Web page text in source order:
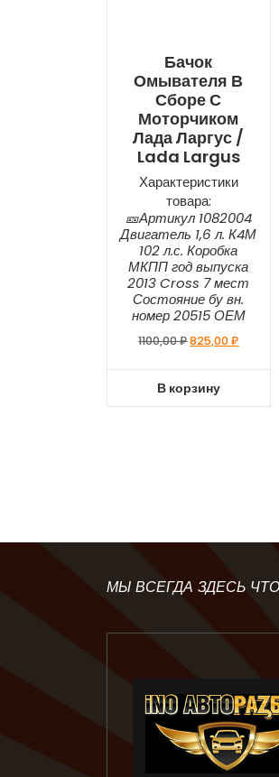
Бачок
Омывателя В
Сборе С
Моторчиком
Лада Ларгус /
Lada Largus
Характеристики
товара:
🎫Артикул 1082004
Двигатель 1,6 л. К4М
102 л.с. Коробка
МКПП год выпуска
2013 Cross 7 мест
Состояние бу вн.
номер 20515 ОЕМ
1100,00₽825,00₽
В корзину
МЫ ВСЕГДА ЗДЕСЬ